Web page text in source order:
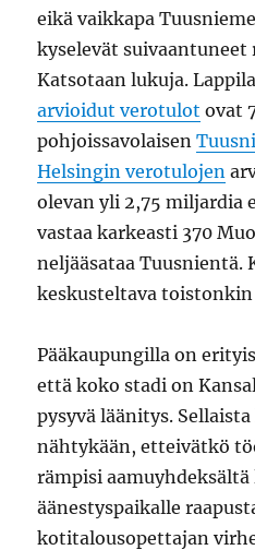
eikä vaikkapa
kyselevät suivaantuneet
Katsotaan lukuja.
arvioidut verotulot ovat
pohjoissavolaisen
Helsingin verotulojen
olevan yli 2,75 miljardia
vastaa karkeasti 370
neljääsataa Tuusnientä.
keskusteltava toistonkin
Pääkaupungilla on
että koko stadi on
pysyvä läänitys.
nähtykään, etteivätkö
rämpisi
äänestyspaikalle
kotitalousopettajan